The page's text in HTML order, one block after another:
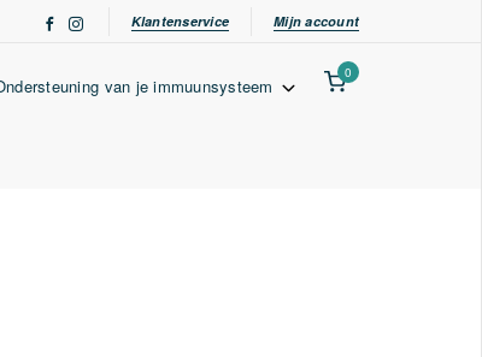
Klantenservice Mijn account
van je immuunsysteem
0